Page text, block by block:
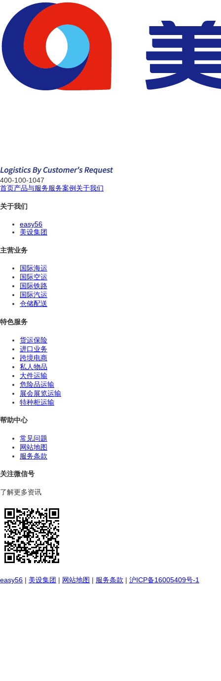
400-100-1047
首页产品与服务服务案例 关于我们
关于我们
easy56
美设集团
主营业务
国际海运
国际空运
国际铁路
国际汽运
仓储配送
特色服务
货运保险
进口业务
跨境电商
私人物品
大件运输
危险品运输
展会展览运输
特种柜运输
帮助中心
常见问题
网站地图
服务条款
关注微信号
了解更多资讯
easy56 | 美设集团 | 网站地图 | 服务条款 | 沪ICP备16005409号-1